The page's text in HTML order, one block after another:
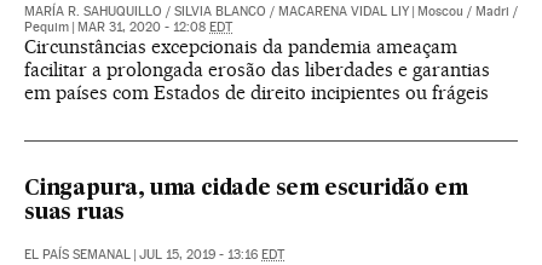
MARÍA R. SAHUQUILLO / SILVIA BLANCO / MACARENA VIDAL LIY
Moscou / Madri /
Pequim
MAR 31, 2020 - 12:08 EDT
Circunstâncias excepcionais da pandemia ameaçam
facilitar a prolongada erosão das liberdades e garantias
em países com Estados de direito incipientes ou frágeis
Cingapura, uma cidade sem escuridão em
suas ruas
EL PAÍS SEMANAL JUL 15, 2019 - 13:16 EDT